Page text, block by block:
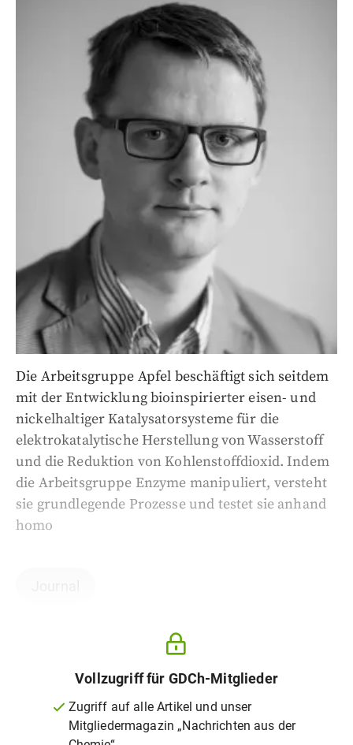
Die Arbeitsgruppe Apfel beschäftigt sich seitdem
mit der Entwicklung bioinspirierter eisen- und
nickelhaltiger Katalysatorsysteme für die
elektrokatalytische Herstellung von Wasserstoff
und die Reduktion von Kohlenstoffdioxid. Indem
die Arbeitsgruppe Enzyme manipuliert, versteht
sie grundlegende Prozesse und testet sie anhand
homo
Vollzugriff für GDCh-Mitglieder
Zugriff auf alle Artikel und unser
Mitgliedermagazin „Nachrichten aus der